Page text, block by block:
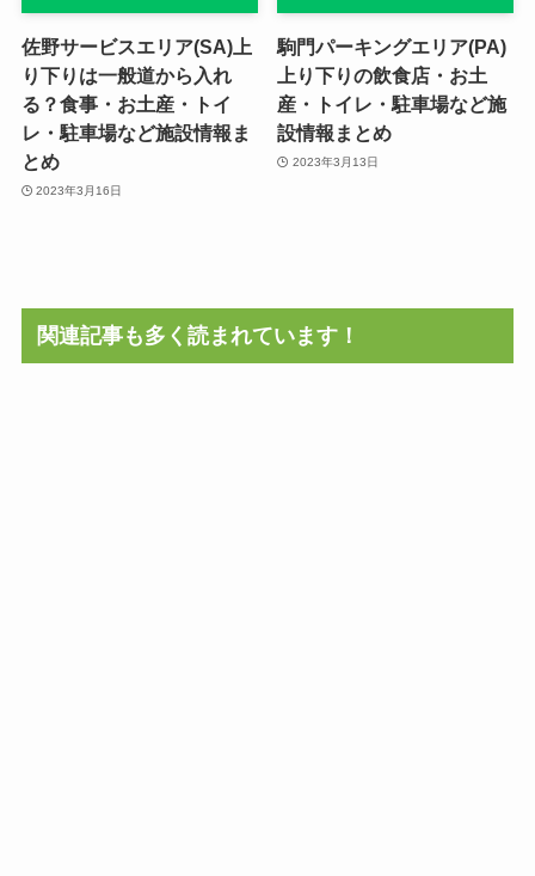
佐野サービスエリア(SA)上
り下りは一般道から入れ
る？食事・お土産・トイ
レ・駐車場など施設情報ま
とめ
2023年3月16日
駒門パーキングエリア(PA)
上り下りの飲食店・お土
産・トイレ・駐車場など施
設情報まとめ
2023年3月13日
関連記事も多く読まれています！